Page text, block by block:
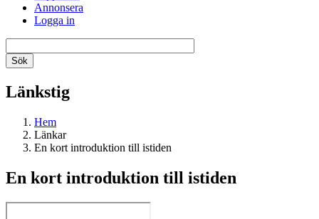
Annonsera
Logga in
Länkstig
Hem
Länkar
En kort introduktion till istiden
En kort introduktion till istiden